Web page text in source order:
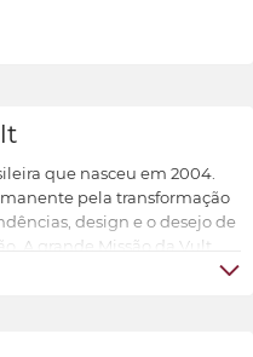
que nasceu em 2004.
pela transformação
design e o desejo de
A grande Missão da Vult
a possibilidade de ter